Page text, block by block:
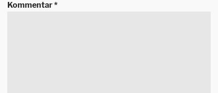
Kommentar*